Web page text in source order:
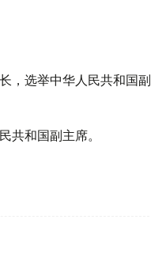
，选举中华人民共和国副
共和国副主席。